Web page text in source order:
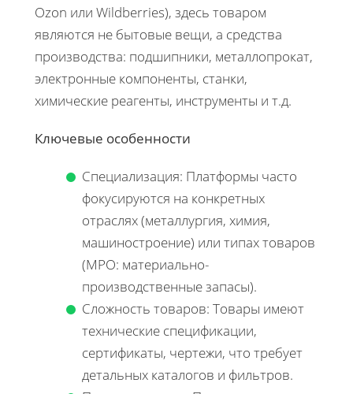
Ozon или Wildberries), здесь товаром
являются не бытовые вещи, а средства
производства: подшипники, металлопрокат,
электронные компоненты, станки,
химические реагенты, инструменты и т.д.
Ключевые особенности
Специализация: Платформы часто
фокусируются на конкретных
отраслях (металлургия, химия,
машиностроение) или типах товаров
(МРО: материально-
производственные запасы).
Сложность товаров: Товары имеют
технические спецификации,
сертификаты, чертежи, что требует
детальных каталогов и фильтров.